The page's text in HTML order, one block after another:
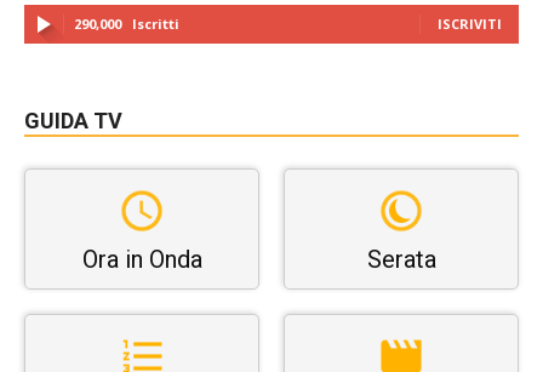
290,000 Iscritti ISCRIVITI
GUIDA TV
Ora in Onda Serata